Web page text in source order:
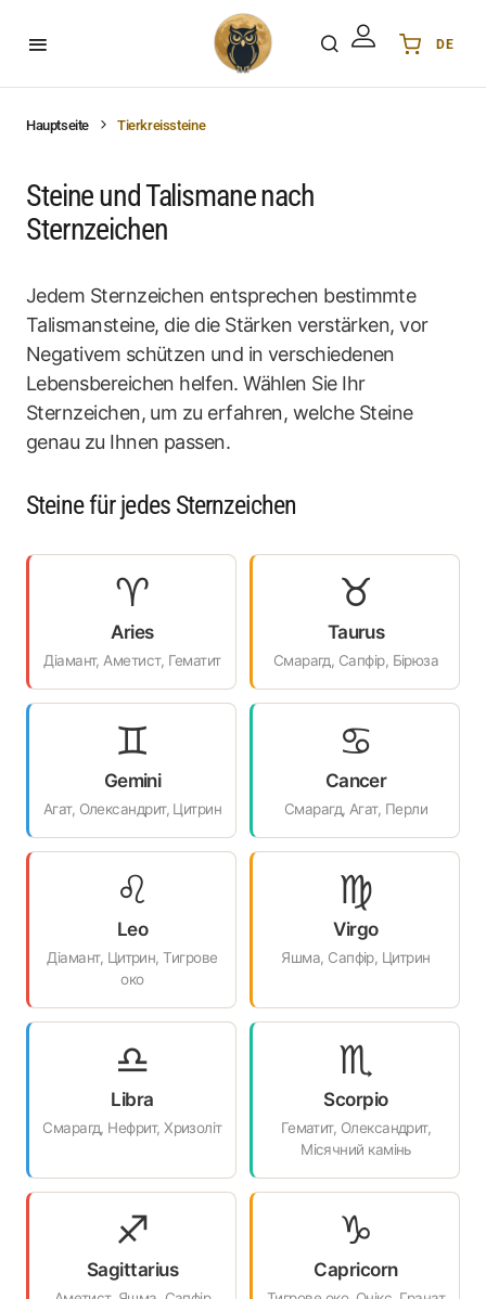
DE
PL
Français
KR 한국어
Hauptseite Tierkreissteine
Steine und Talismane nach
Sternzeichen
Jedem Sternzeichen entsprechen bestimmte
Talismansteine, die die Stärken verstärken, vor
Negativem schützen und in verschiedenen
Lebensbereichen helfen. Wählen Sie Ihr
Sternzeichen, um zu erfahren, welche Steine
genau zu Ihnen passen.
Steine für jedes Sternzeichen
♈
Aries
Діамант, Аметист, Гематит
♉
Taurus
Смарагд, Сапфір, Бірюза
♊
Gemini
Агат, Олександрит, Цитрин
♋
Cancer
Смарагд, Агат, Перли
♌
Leo
Діамант, Цитрин, Тигрове
око
♍
Virgo
Яшма, Сапфір, Цитрин
♎
Libra
Смарагд, Нефрит, Хризоліт
♏
Scorpio
Гематит, Олександрит,
Місячний камінь
♐
Sagittarius
♑
Capricorn